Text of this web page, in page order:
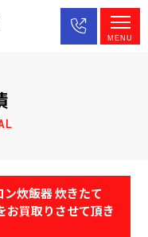
ン炊飯器 炊きたて
お買取りさせて頂き
MENU